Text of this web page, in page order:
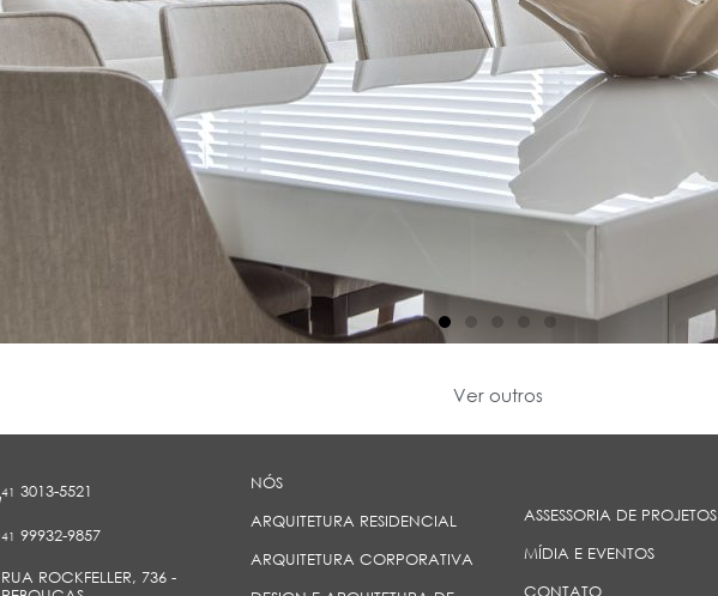
Ver outros
41 3013-5521
41 99932-9857
RUA ROCKFELLER, 736 -
NÓS
ARQUITETURA RESIDENCIAL
ARQUITETURA CORPORATIVA
ASSESSORIA DE PROJETOS
MÍDIA E EVENTOS
CONTATO